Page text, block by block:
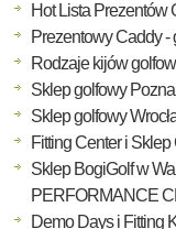
Hot Lista Prezentów
Prezentowy Caddy -
Rodzaje kijów
Sklep golfowy
Sklep golfowy
Fitting Center i
Sklep BogiGolf w
PERFORMANCE
Demo Days i Fitting